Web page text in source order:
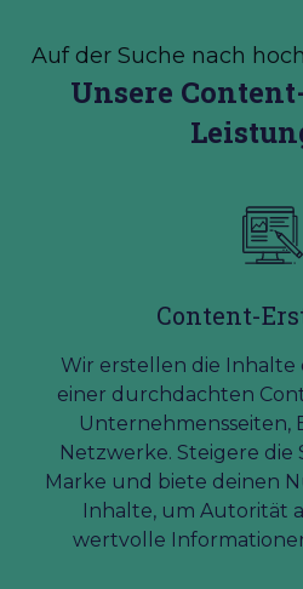
Auf der Suche nach
Unsere
Content-
Wir erstellen die Inhalte
einer durchdachten
Unternehmensseiten,
Netzwerke. Steigere die
Marke und biete deinen
Inhalte, um Autorität
wertvolle